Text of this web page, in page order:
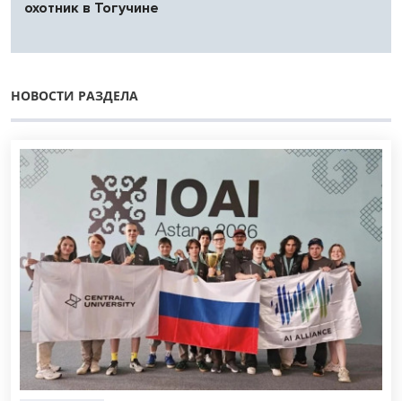
охотник в Тогучине
НОВОСТИ РАЗДЕЛА